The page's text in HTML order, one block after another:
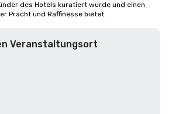
des Hotels kuratiert wurde und einen
Pracht und Raffinesse bietet.
Veranstaltungsort